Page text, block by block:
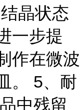
晶状态
一步提
作在微波
。 5、耐
中残留